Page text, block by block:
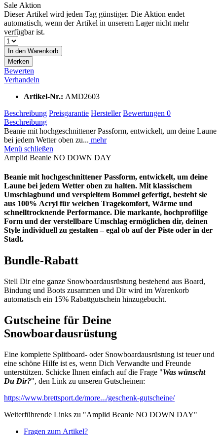
Sale Aktion
Dieser Artikel wird jeden Tag günstiger. Die Aktion endet
automatisch, wenn der Artikel in unserem Lager nicht mehr
verfügbar ist.
In den Warenkorb
Merken
Bewerten
Verhandeln
Artikel-Nr.: AMD2603
Beschreibung Preisgarantie Hersteller Bewertungen 0
Beschreibung
Beanie mit hochgeschnittener Passform, entwickelt, um deine Laune
bei jedem Wetter oben zu... mehr
Menü schließen
Amplid Beanie NO DOWN DAY
Beanie mit hochgeschnittener Passform, entwickelt, um deine
Laune bei jedem Wetter oben zu halten. Mit klassischem
Umschlagbund und verspieltem Bommel gefertigt, besteht sie
aus 100% Acryl für weichen Tragekomfort, Wärme und
schnelltrocknende Performance. Die markante, hochprofilige
Form und der verstellbare Umschlag ermöglichen dir, deinen
Style individuell zu gestalten – egal ob auf der Piste oder in der
Stadt.
Bundle-Rabatt
Stell Dir eine ganze Snowboardausrüstung bestehend aus Board,
Bindung und Boots zusammen und Dir wird im Warenkorb
automatisch ein 15% Rabattgutschein hinzugebucht.
Gutscheine für Deine
Snowboardausrüstung
Eine komplette Splitboard- oder Snowboardausrüstung ist teuer und
eine schöne Hilfe ist es, wenn Dich Verwandte und Freunde
unterstützen. Schicke Ihnen einfach auf die Frage "Was wünscht
Du Dir?", den Link zu unseren Gutscheinen:
https://www.brettsport.de/more.../geschenk-gutscheine/
Weiterführende Links zu "Amplid Beanie NO DOWN DAY"
Fragen zum Artikel?